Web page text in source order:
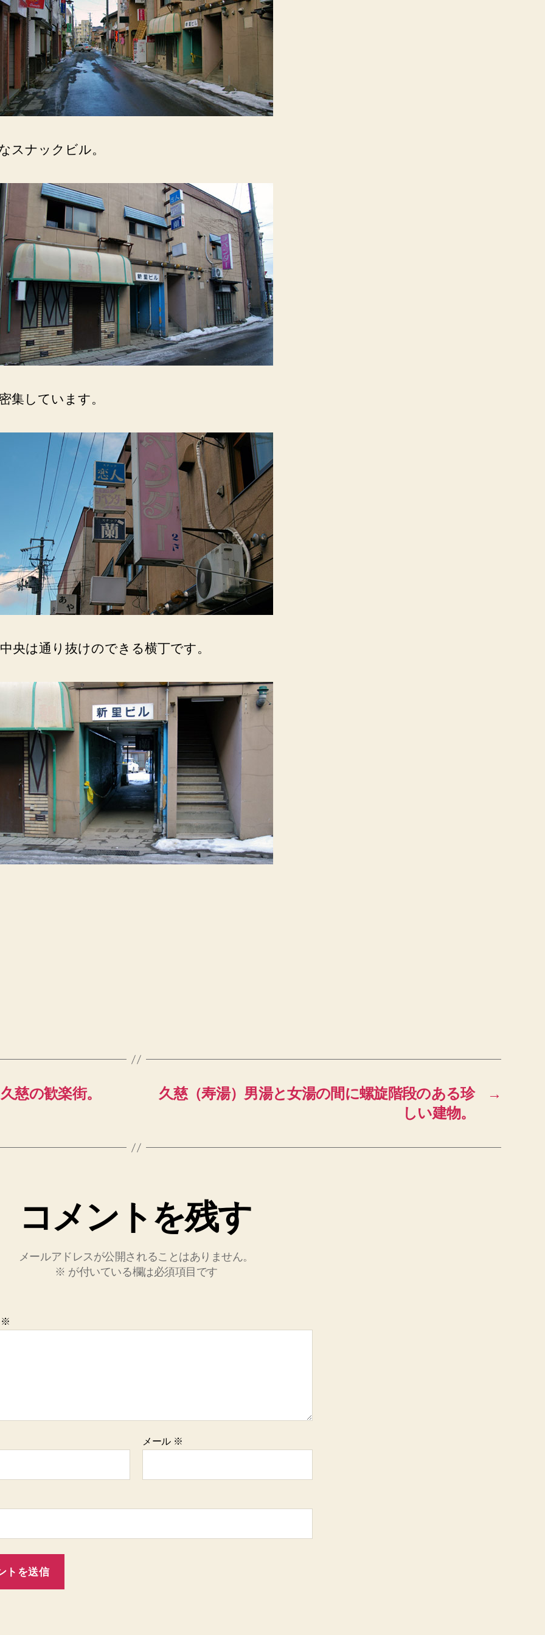
り
抜
け
の
で
き
る
横
スナックビル。
集しています。
央は通り抜けのできる横丁です。
慈の歓楽街。 →
久慈（寿湯）男湯と女湯の間に螺旋階段のある珍
しい建物。
コメントを残す
メールアドレスが公開されることはありません。
※ が付いている欄は必須項目です
※
メール ※